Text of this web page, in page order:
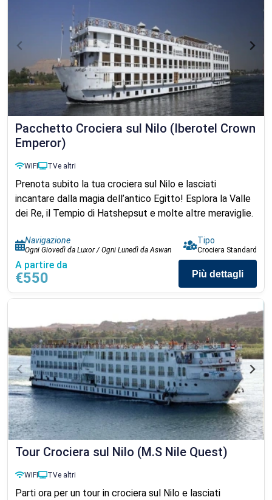
Pacchetto Crociera sul Nilo (Iberotel Crown
Emperor)
WIFI TVe altri
Prenota subito la tua crociera sul Nilo e lasciati
incantare dalla magia dell’antico Egitto! Esplora la Valle
dei Re, il Tempio di Hatshepsut e molte altre meraviglie.
Navigazione
Ogni Giovedì da Luxor / Ogni Lunedì da Aswan
Tipo
Crociera Standard
A partire da
€550 Più dettagli
Tour Crociera sul Nilo (M.S Nile Quest)
WIFI TVe altri
Parti ora per un tour in crociera sul Nilo e lasciati